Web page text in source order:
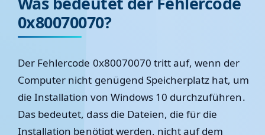
0x80070070?
Der Fehlercode 0x80070070 tritt auf, wenn der
Computer nicht genügend Speicherplatz hat, um
die Installation von Windows 10 durchzuführen.
Das bedeutet, dass die Dateien, die für die
Installation benötigt werden, nicht auf dem